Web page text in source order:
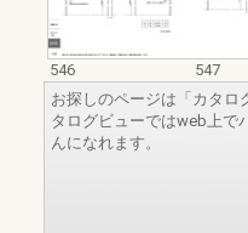
546
547
お探しのページは「カタロ
タログビューではweb上で
んになれます。